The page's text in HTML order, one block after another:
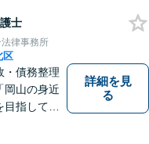
士
律事務所
区
・債務整理
岡山の身近
指してい
詳細を見
る